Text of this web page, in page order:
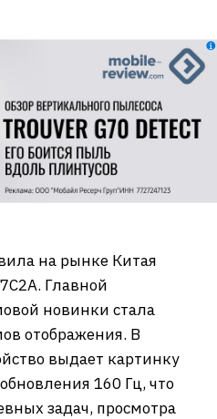
на рынке Китая
Главной
новинки стала
отображения. В
выдает картинку
160 Гц, что
задач, просмотра